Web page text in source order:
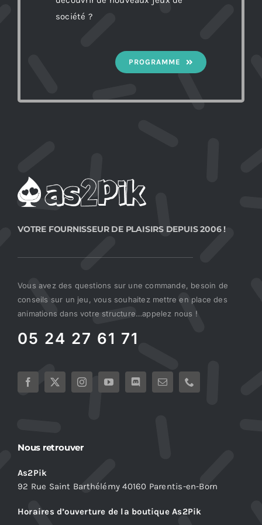
société ?
PROGRAMME
VOTRE FOURNISSEUR DE PLAISIRS DEPUIS 2006 !
Vous avez des questions sur une commande, besoin de
conseils sur un jeu, vous souhaitez mettre en place des
animations dans votre structure…appelez nous !
05 24 27 61 71
Nous retrouver
As2Pik
92 Rue Saint Barthélémy 40160 Parentis-en-Born
Horaires d’ouverture de la boutique As2Pik